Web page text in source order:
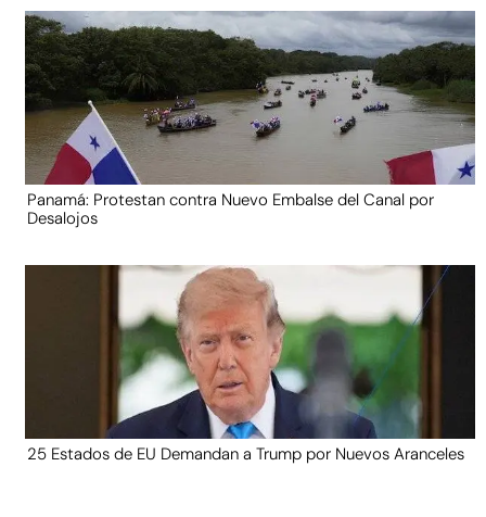
Panamá: Protestan contra Nuevo Embalse del Canal por
Desalojos
25 Estados de EU Demandan a Trump por Nuevos Aranceles